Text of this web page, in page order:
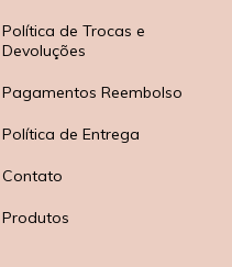
Política de Trocas e
Devoluções
Pagamentos Reembolso
Política de Entrega
Contato
Produtos